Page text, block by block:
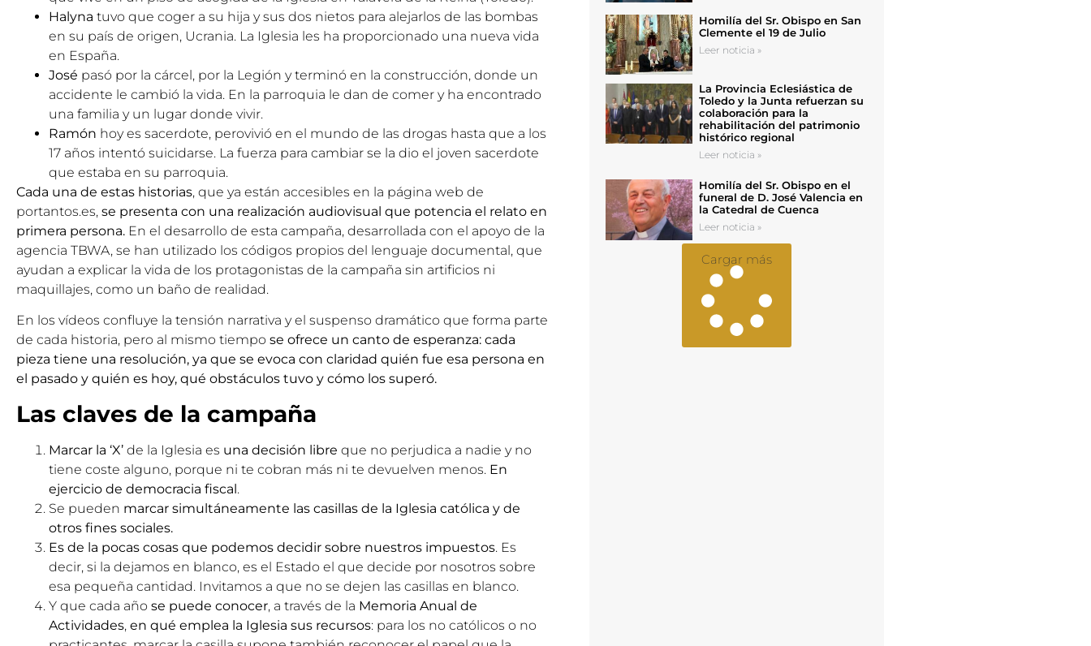
Halyna tuvo que coger a su hija y sus dos nietos para alejarlos de las bombas
en su país de origen, Ucrania. La Iglesia les ha proporcionado una nueva vida
en España.
José pasó por la cárcel, por la Legión y terminó en la construcción, donde un
accidente le cambió la vida. En la parroquia le dan de comer y ha encontrado
una familia y un lugar donde vivir.
Ramón hoy es sacerdote, perovivió en el mundo de las drogas hasta que a los
17 años intentó suicidarse. La fuerza para cambiar se la dio el joven sacerdote
que estaba en su parroquia.
Cada una de estas historias, que ya están accesibles en la página web de
portantos.es, se presenta con una realización audiovisual que potencia el relato en
primera persona. En el desarrollo de esta campaña, desarrollada con el apoyo de la
agencia TBWA, se han utilizado los códigos propios del lenguaje documental, que
ayudan a explicar la vida de los protagonistas de la campaña sin artificios ni
maquillajes, como un baño de realidad.
En los vídeos confluye la tensión narrativa y el suspenso dramático que forma parte
de cada historia, pero al mismo tiempo se ofrece un canto de esperanza: cada
pieza tiene una resolución, ya que se evoca con claridad quién fue esa persona en
el pasado y quién es hoy, qué obstáculos tuvo y cómo los superó.
Las claves de la campaña
Marcar la ‘X’ de la Iglesia es una decisión libre que no perjudica a nadie y no
tiene coste alguno, porque ni te cobran más ni te devuelven menos. En
ejercicio de democracia fiscal.
Se pueden marcar simultáneamente las casillas de la Iglesia católica y de
otros fines sociales.
Es de la pocas cosas que podemos decidir sobre nuestros impuestos. Es
decir, si la dejamos en blanco, es el Estado el que decide por nosotros sobre
esa pequeña cantidad. Invitamos a que no se dejen las casillas en blanco.
Y que cada año se puede conocer, a través de la Memoria Anual de
Actividades, en qué emplea la Iglesia sus recursos: para los no católicos o no
Homilía del Sr. Obispo en San
Clemente el 19 de Julio
Leer noticia »
La Provincia Eclesiástica de
Toledo y la Junta refuerzan su
colaboración para la
rehabilitación del patrimonio
histórico regional
Leer noticia »
Homilía del Sr. Obispo en el
funeral de D. José Valencia en
la Catedral de Cuenca
Leer noticia »
Cargar más